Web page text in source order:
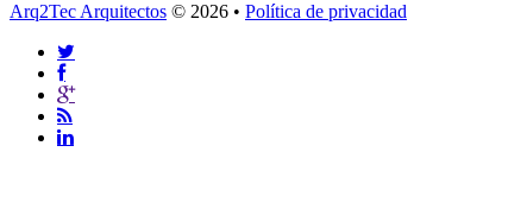
Arq2Tec Arquitectos © 2026 • Política de privacidad